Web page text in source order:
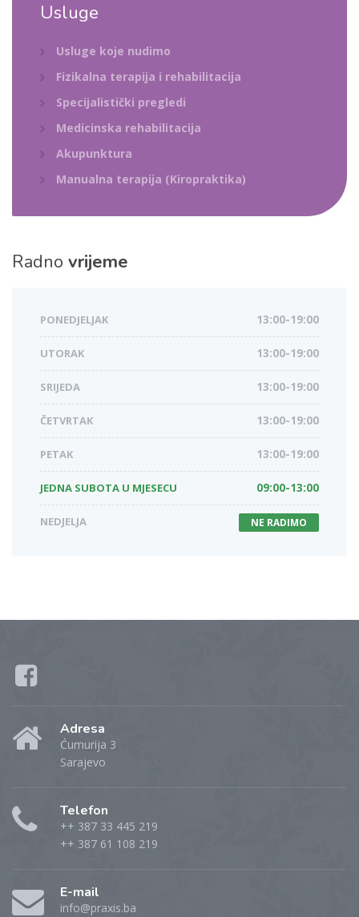
Usluge
Usluge koje nudimo
Fizikalna terapija i rehabilitacija
Specijalistički pregledi
Medicinska rehabilitacija
Akupunktura
Manualna terapija (Kiropraktika)
Radno vrijeme
PONEDJELJAK 13:00-19:00
UTORAK 13:00-19:00
SRIJEDA 13:00-19:00
ČETVRTAK 13:00-19:00
PETAK 13:00-19:00
JEDNA SUBOTA U MJESECU 09:00-13:00
NEDJELJA NE RADIMO
Adresa
Ćumurija 3
Sarajevo
Telefon
++ 387 33 445 219
++ 387 61 108 219
E-mail
info@praxis.ba